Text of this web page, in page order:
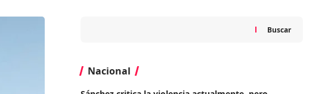
Buscar
Nacional